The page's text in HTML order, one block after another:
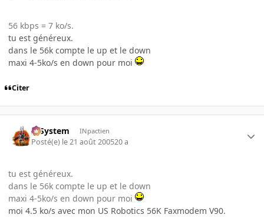
56 kbps = 7 ko/s.
tu est généreux.
dans le 56k compte le up et le down
maxi 4-5ko/s en down pour moi
Citer
X-System INpactien
Posté(e) le 21 août 200520 a
tu est généreux.
dans le 56k compte le up et le down
maxi 4-5ko/s en down pour moi
moi 4.5 ko/s avec mon US Robotics 56K Faxmodem V90.